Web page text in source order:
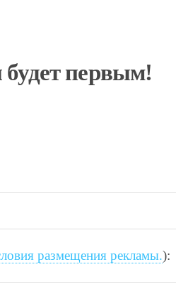
первым!
размещения рекламы.):